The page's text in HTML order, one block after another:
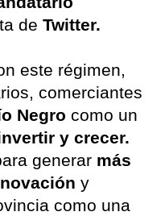
de Twitter.
este régimen,
comerciantes
Negro como un
y crecer.
generar más
y
como una